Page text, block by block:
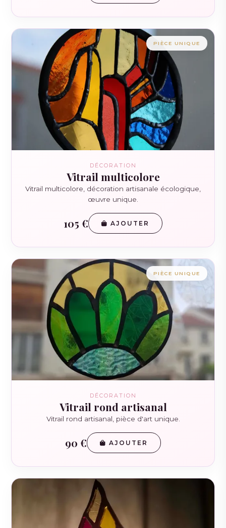
PIÈCE UNIQUE
DÉCORATION
Vitrail multicolore
Vitrail multicolore, décoration artisanale écologique,
œuvre unique.
105 € AJOUTER
PIÈCE UNIQUE
DÉCORATION
Vitrail rond artisanal
Vitrail rond artisanal, pièce d'art unique.
90 € AJOUTER